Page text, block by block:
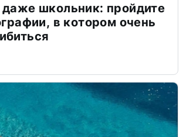
даже школьник: пройдите
в котором очень